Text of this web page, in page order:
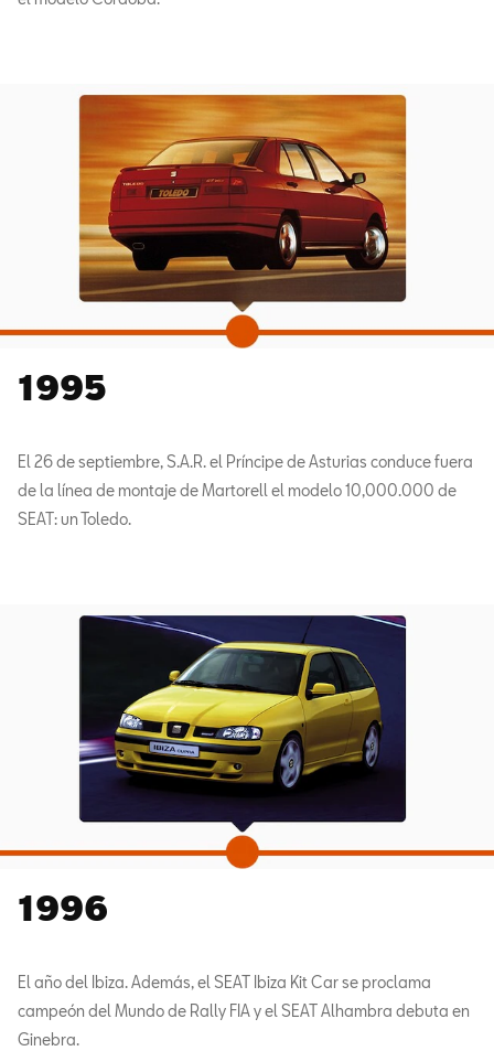
1995
El 26 de septiembre, S.A.R. el Príncipe de Asturias conduce fuera
de la línea de montaje de Martorell el modelo 10,000.000 de
SEAT: un Toledo.
1996
El año del Ibiza. Además, el SEAT Ibiza Kit Car se proclama
campeón del Mundo de Rally FIA y el SEAT Alhambra debuta en
Ginebra.